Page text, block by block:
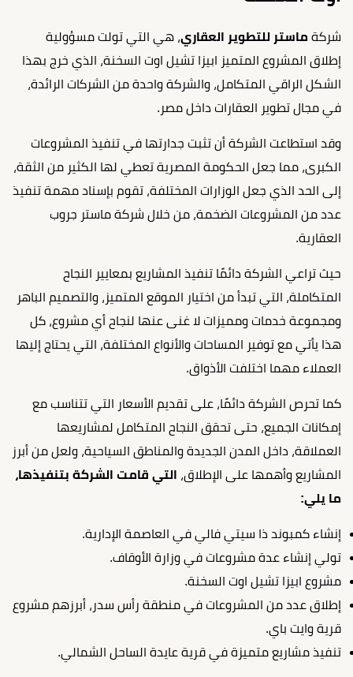
شركة ماستر للتطوير العقاري، هي التي تولت مسؤولية
إطلاق المشروع المتميز ابيزا تشيل اوت السخنة، الذي خرج بهذا
الشكل الراقي المتكامل، والشركة واحدة من الشركات الرائدة،
في مجال تطوير العقارات داخل مصر.
وقد استطاعت الشركة أن تثبت جدارتها في تنفيذ المشروعات
الكبرى، مما جعل الحكومة المصرية تعطي لها الكثير من الثقة،
إلى الحد الذي جعل الوزارات المختلفة، تقوم بإسناد مهمة تنفيذ
عدد من المشروعات الضخمة، من خلال شركة ماستر جروب
العقارية.
حيث تراعي الشركة دائمًا تنفيذ المشاريع بمعايير النجاح
المتكاملة، التي تبدأ من اختيار الموقع المتميز، والتصميم الباهر
ومجموعة خدمات ومميزات لا غنى عنها لنجاح أي مشروع، كل
هذا يأتي مع توفير المساحات والأنواع المختلفة، التي يحتاج إليها
العملاء مهما اختلفت الأذواق.
كما تحرص الشركة دائمًا، على تقديم الأسعار التي تتناسب مع
إمكانات الجميع، حتى تحقق النجاح المتكامل لمشاريعها
العملاقة، داخل المدن الجديدة والمناطق السياحية، ولعل من أبرز
المشاريع وأهمها على الإطلاق، التي قامت الشركة بتنفيذها،
ما يلي:
إنشاء كمبوند ذا سيتي فالي في العاصمة الإدارية.
تولي إنشاء عدة مشروعات في وزارة الأوقاف.
مشروع ابيزا تشيل اوت السخنة.
إطلاق عدد من المشروعات في منطقة رأس سدر، أبرزهم مشروع
قرية وايت باي.
تنفيذ مشاريع متميزة في قرية عايدة الساحل الشمالي.